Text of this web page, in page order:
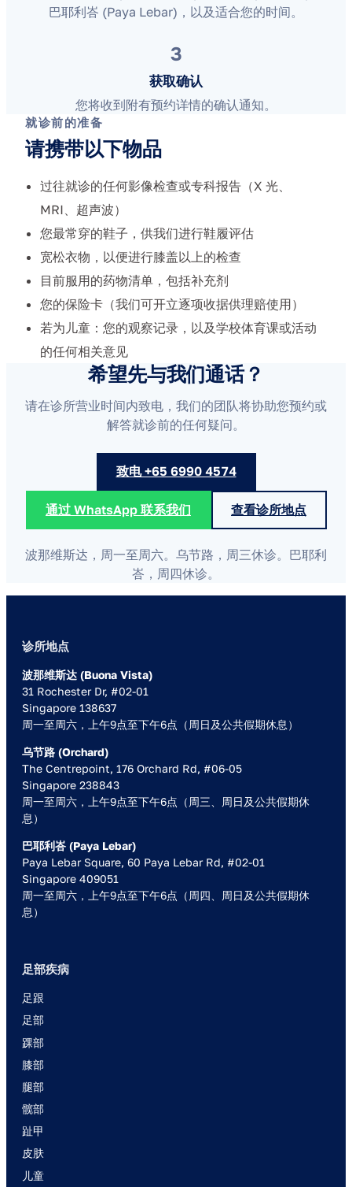
巴耶利峇 (Paya Lebar)，以及适合您的时间。
3
获取确认
您将收到附有预约详情的确认通知。
就诊前的准备
请携带以下物品
过往就诊的任何影像检查或专科报告（X 光、
MRI、超声波）
您最常穿的鞋子，供我们进行鞋履评估
宽松衣物，以便进行膝盖以上的检查
目前服用的药物清单，包括补充剂
您的保险卡（我们可开立逐项收据供理赔使用）
若为儿童：您的观察记录，以及学校体育课或活动
的任何相关意见
希望先与我们通话？
请在诊所营业时间内致电，我们的团队将协助您预约或
解答就诊前的任何疑问。
致电 +65 6990 4574
通过 WhatsApp 联系我们 查看诊所地点
波那维斯达，周一至周六。乌节路，周三休诊。巴耶利
峇，周四休诊。
诊所地点
波那维斯达 (Buona Vista)
31 Rochester Dr, #02-01
Singapore 138637
周一至周六，上午9点至下午6点（周日及公共假期休息）
乌节路 (Orchard)
The Centrepoint, 176 Orchard Rd, #06-05
Singapore 238843
周一至周六，上午9点至下午6点（周三、周日及公共假期休
息）
巴耶利峇 (Paya Lebar)
Paya Lebar Square, 60 Paya Lebar Rd, #02-01
Singapore 409051
周一至周六，上午9点至下午6点（周四、周日及公共假期休
息）
足部疾病
足跟
足部
踝部
膝部
腿部
髋部
趾甲
皮肤
儿童